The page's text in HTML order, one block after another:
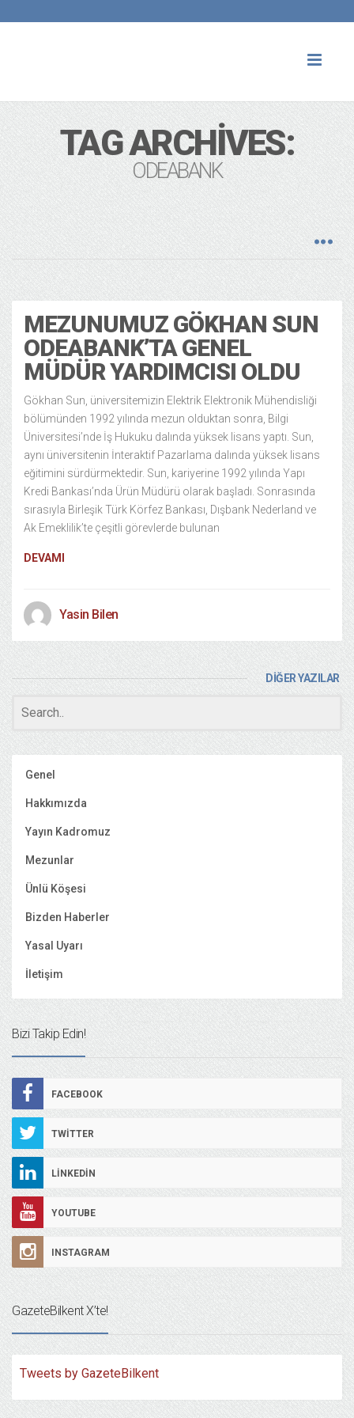
TAG ARCHIVES:
ODEABANK
Mezunlar
MEZUNUMUZ GÖKHAN SUN
ODEABANK’TA GENEL
MÜDÜR YARDIMCISI OLDU
Gökhan Sun, üniversitemizin Elektrik Elektronik Mühendisliği
bölümünden 1992 yılında mezun olduktan sonra, Bilgi
Üniversitesi’nde İş Hukuku dalında yüksek lisans yaptı. Sun,
aynı üniversitenin İnteraktif Pazarlama dalında yüksek lisans
eğitimini sürdürmektedir. Sun, kariyerine 1992 yılında Yapı
Kredi Bankası’nda Ürün Müdürü olarak başladı. Sonrasında
sırasıyla Birleşik Türk Körfez Bankası, Dışbank Nederland ve
Ak Emeklilik’te çeşitli görevlerde bulunan
DEVAMI
Yasin Bilen
DİĞER YAZILAR
Genel
Hakkımızda
Yayın Kadromuz
Mezunlar
Ünlü Köşesi
Bizden Haberler
Yasal Uyarı
İletişim
Bizi Takip Edin!
FACEBOOK
TWITTER
LINKEDIN
YOUTUBE
INSTAGRAM
GazeteBilkent X’te!
Tweets by GazeteBilkent